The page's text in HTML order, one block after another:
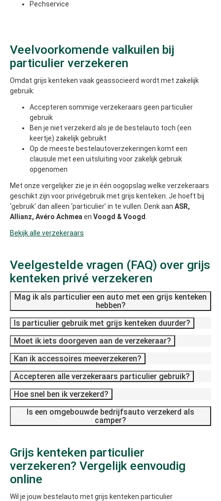
Pechservice
Veelvoorkomende valkuilen bij
particulier verzekeren
Omdat grijs kenteken vaak geassocieerd wordt met zakelijk
gebruik:
Accepteren sommige verzekeraars geen particulier
gebruik
Ben je niet verzekerd als je de bestelauto toch (een
keertje) zakelijk gebruikt
Op de meeste bestelautoverzekeringen komt een
clausule met een uitsluiting voor zakelijk gebruik
opgenomen
Met onze vergelijker zie je in één oogopslag welke verzekeraars
geschikt zijn voor privégebruik met grijs kenteken. Je hoeft bij
‘gebruik’ dan alleen ‘particulier’ in te vullen. Denk aan ASR,
Allianz, Avéro Achmea en Voogd & Voogd
Bekijk alle verzekeraars
Veelgestelde vragen (FAQ) over grijs
kenteken privé verzekeren
Mag ik als particulier een auto met een grijs kenteken
hebben?
Is particulier gebruik met grijs kenteken duurder?
Moet ik iets doorgeven aan de verzekeraar?
Kan ik accessoires meeverzekeren?
Accepteren alle verzekeraars particulier gebruik?
Hoe snel ben ik verzekerd?
Is een omgebouwde bedrijfsauto verzekerd als
camper?
Grijs kenteken particulier
verzekeren? Vergelijk eenvoudig
online
Wil je jouw bestelauto met grijs kenteken particulier